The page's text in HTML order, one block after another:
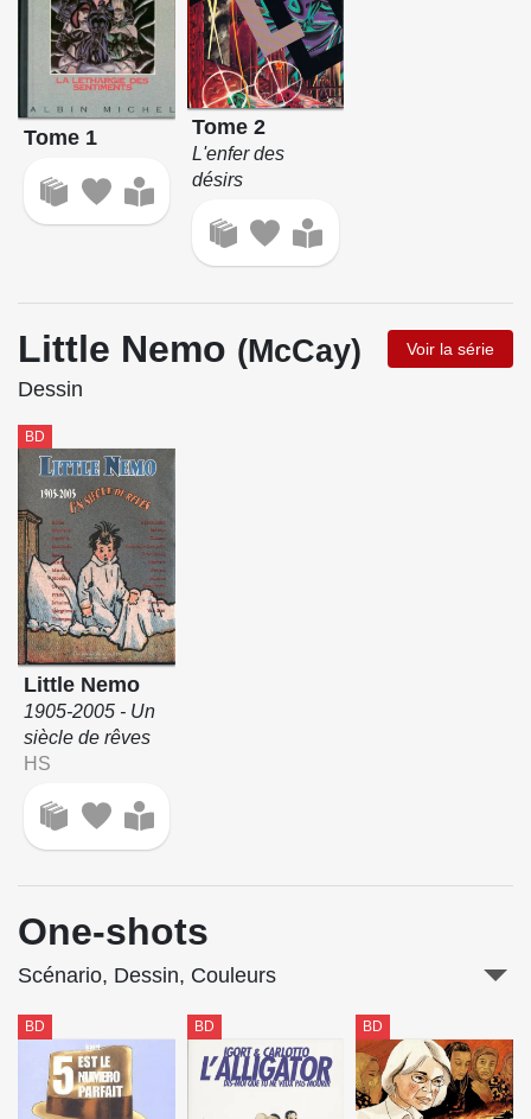
Tome 1 Tome 2
L'enfer des
désirs
Little Nemo (McCay) Voir la série
Dessin
BD
Little Nemo
1905-2005 - Un
siècle de rêves
HS
One-shots
Scénario, Dessin, Couleurs
BD BD BD